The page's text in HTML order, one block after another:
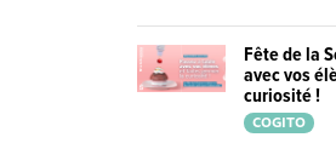
Fête de la
avec vos
curiosité !
COGITO